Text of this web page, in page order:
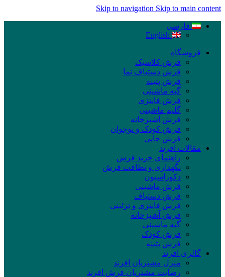
Skip to navigation Skip to main content
فارسی
English
فروشگاه
فرش کلاسیک
فرش دستباف نما
فرش پتینه
گبه ماشینی
فرش فانتزی
گلیم ماشینی
فرش آشپزخانه
فرش کودک و نوجوان
فرش چاپی
مقالات افرند
راهنمای خرید فرش
نگهداری و نظافت فرش
دکوراسیون
فرش ماشینی
فرش دستباف
فرش فانتزی و تزئینی
فرش آشپزخانه
گبه ماشینی
فرش کودک
فرش پتینه
گالری افرند
منزل مشتریان افرند
رضایت مشتریان فرش افرند